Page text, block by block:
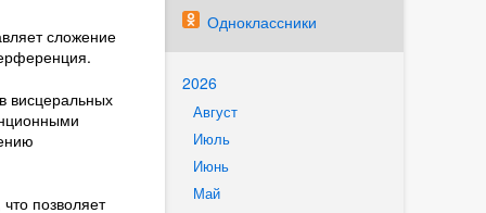
Одноклассники
2026
Август
Июль
Июнь
Май
сложение
висцеральных
позволяет